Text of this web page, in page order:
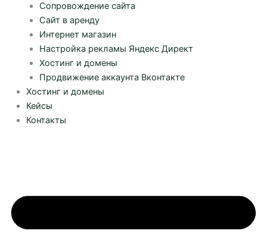
Сопровождение сайта
Сайт в аренду
Интернет магазин
Настройка рекламы Яндекс Директ
Хостинг и домены
Продвижение аккаунта Вконтакте
Хостинг и домены
Кейсы
Контакты